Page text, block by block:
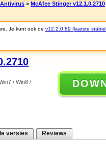
Antivirus > McAfee Stinger v12.1.0.2710
Je kunt ook de v12.2.0.89 (laatste
/ Win8 /
versies Reviews